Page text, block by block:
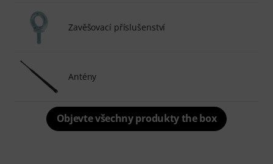
Zavěšovací příslušenství
Antény
Objevte všechny produkty the box